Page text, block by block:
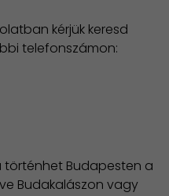
kérjük keresd
telefonszámon:
Budapesten a
Budakalászon vagy